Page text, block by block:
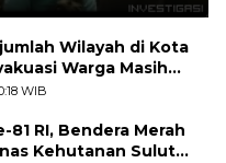
Wilayah di Kota
Warga Masih
WIB
81 RI, Bendera Merah
Kehutanan Sulut